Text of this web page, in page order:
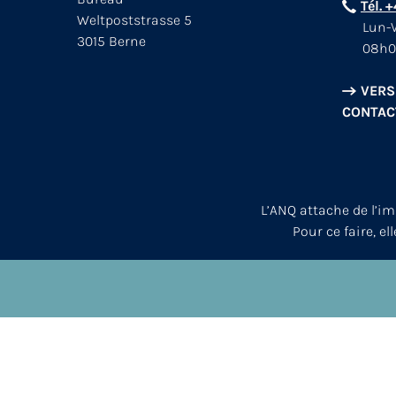
Weltpoststrasse 5
3015 Berne
Tél.
Lun-
L’ANQ attache de
Pour ce faire,